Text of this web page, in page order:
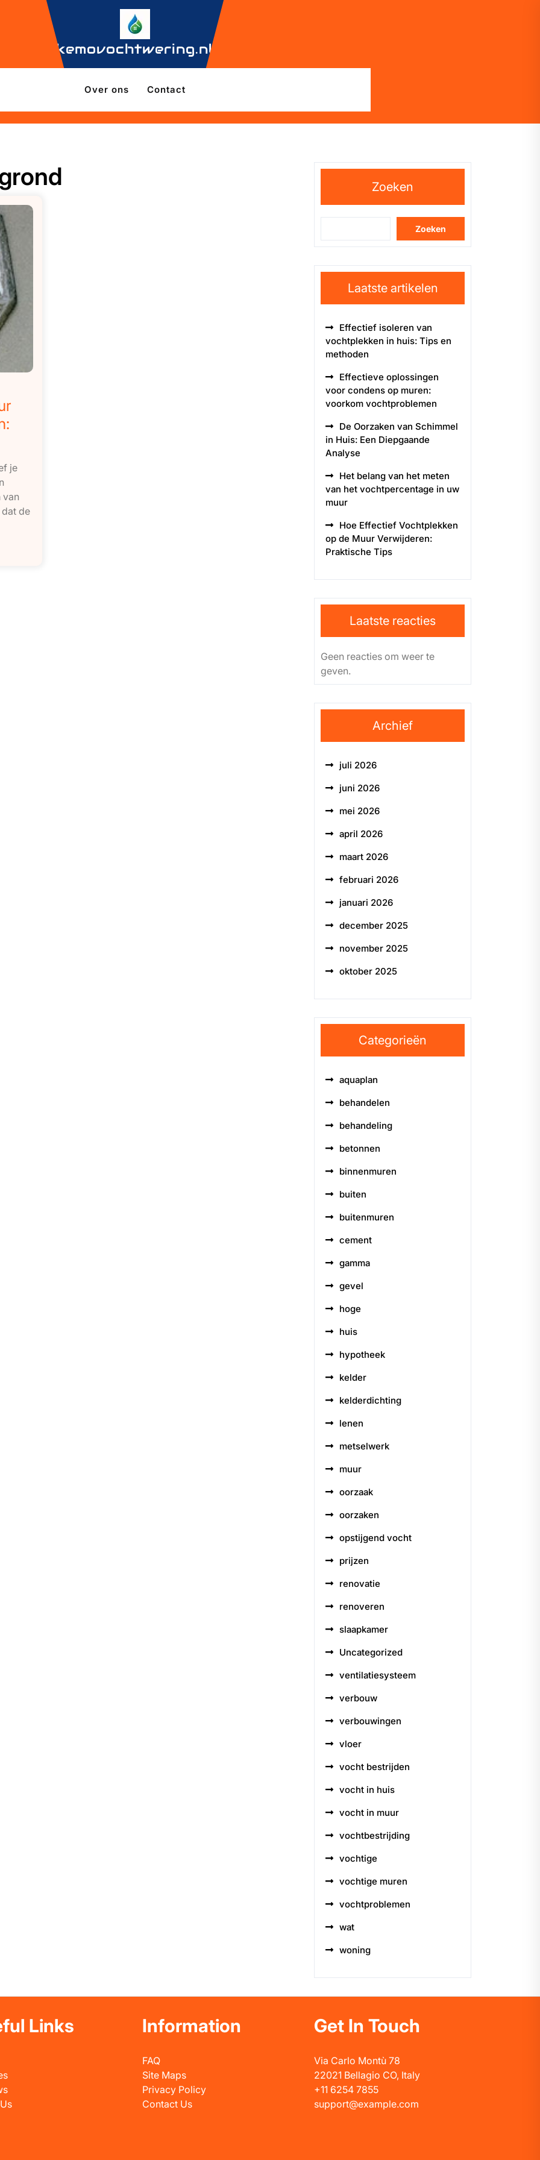
kemovochtwering.nl
Over ons Contact
je
van
de
Zoeken
Zoeken
Laatste artikelen
Effectief isoleren van
vochtplekken in huis: Tips en
methoden
Effectieve oplossingen
voor condens op muren:
voorkom vochtproblemen
De Oorzaken van Schimmel
in Huis: Een Diepgaande
Analyse
Het belang van het meten
van het vochtpercentage in uw
muur
Hoe Effectief Vochtplekken
op de Muur Verwijderen:
Praktische Tips
Laatste reacties
Geen reacties om weer te
geven.
Archief
juli 2026
juni 2026
mei 2026
april 2026
maart 2026
februari 2026
januari 2026
december 2025
november 2025
oktober 2025
Categorieën
aquaplan
behandelen
behandeling
betonnen
binnenmuren
buiten
buitenmuren
cement
gamma
gevel
hoge
huis
hypotheek
kelder
kelderdichting
lenen
metselwerk
muur
oorzaak
oorzaken
opstijgend vocht
prijzen
renovatie
renoveren
slaapkamer
Uncategorized
ventilatiesysteem
verbouw
verbouwingen
vloer
vocht bestrijden
vocht in huis
vocht in muur
vochtbestrijding
vochtige
vochtige muren
vochtproblemen
wat
woning
Links Information
FAQ
Site Maps
Privacy Policy
Contact Us
Get In Touch
Via Carlo Montù 78
22021 Bellagio CO, Italy
+11 6254 7855
support@example.com